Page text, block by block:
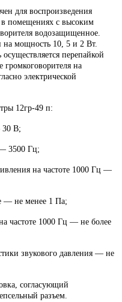
для воспроизведения
в помещениях с высоким
водозащищенное.
на мощность 10, 5 и 2 Вт.
перепайкой
громкоговорителя на
электрической
12гр-49 п:
30 В;
3500 Гц;
на частоте 1000 Гц —
— не менее 1 Па;
частоте 1000 Гц — не более
звукового давления — не
согласующий
разъем.